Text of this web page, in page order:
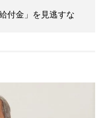
付金」を見逃すな